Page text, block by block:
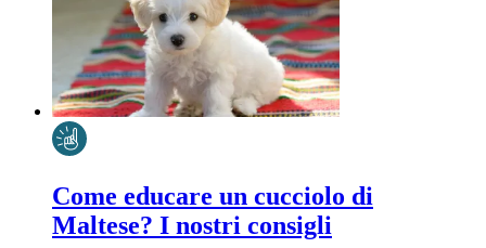
Come educare un cucciolo di
Maltese? I nostri consigli